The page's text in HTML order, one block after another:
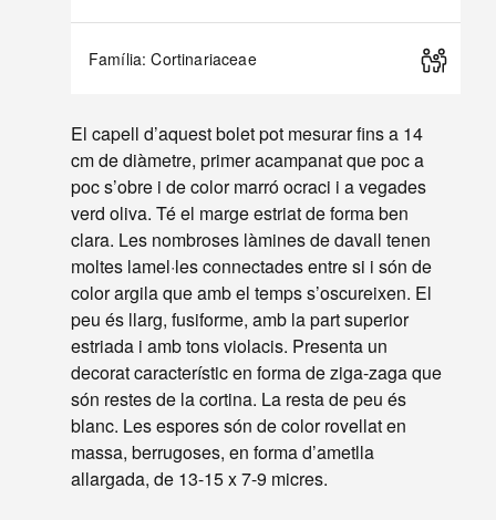
Família: Cortinariaceae
El capell d’aquest bolet pot mesurar fins a 14
cm de diàmetre, primer acampanat que poc a
poc s’obre i de color marró ocraci i a vegades
verd oliva. Té el marge estriat de forma ben
clara. Les nombroses làmines de davall tenen
moltes lamel·les connectades entre si i són de
color argila que amb el temps s’oscureixen. El
peu és llarg, fusiforme, amb la part superior
estriada i amb tons violacis. Presenta un
decorat característic en forma de ziga-zaga que
són restes de la cortina. La resta de peu és
blanc. Les espores són de color rovellat en
massa, berrugoses, en forma d’ametlla
allargada, de 13-15 x 7-9 micres.